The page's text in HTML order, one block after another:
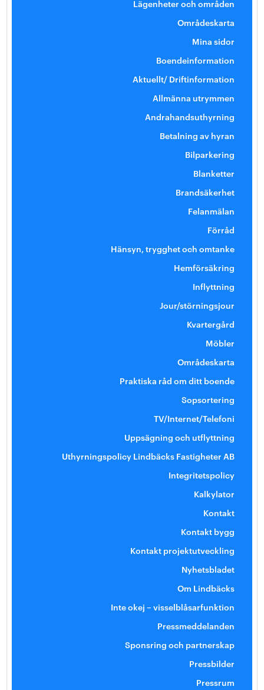
Lägenheter och områden
Områdeskarta
Mina sidor
Boendeinformation
Aktuellt/ Driftinformation
Allmänna utrymmen
Andrahandsuthyrning
Betalning av hyran
Bilparkering
Blanketter
Brandsäkerhet
Felanmälan
Förråd
Hänsyn, trygghet och omtanke
Hemförsäkring
Inflyttning
Jour/störningsjour
Kvartergård
Möbler
Områdeskarta
Praktiska råd om ditt boende
Sopsortering
TV/Internet/Telefoni
Uppsägning och utflyttning
Uthyrningspolicy Lindbäcks Fastigheter AB
Integritetspolicy
Kalkylator
Kontakt
Kontakt bygg
Kontakt projektutveckling
Nyhetsbladet
Om Lindbäcks
Inte okej – visselblåsarfunktion
Pressmeddelanden
Sponsring och partnerskap
Pressbilder
Pressrum